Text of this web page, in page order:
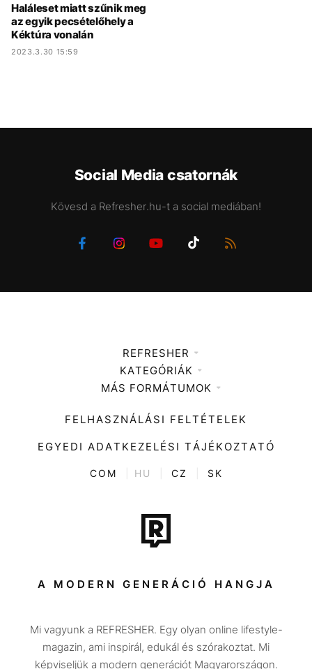
Haláleset miatt szűnik meg
az egyik pecsételőhely a
Kéktúra vonalán
2023.3.30 15:59
Social Media csatornák
Kövesd a Refresher.hu-t a social mediában!
REFRESHER
Médiaajánlat
KATEGÓRIÁK
Zene
Divat
Kultúra
ENTR
Tech-Tudomány
Sport
Társadalom
Utazás
Életmód
MÁS FORMÁTUMOK
FELHASZNÁLÁSI FELTÉTELEK
EGYEDI ADATKEZELÉSI TÁJÉKOZTATÓ
COM HU CZ SK
A MODERN GENERÁCIÓ HANGJA
Mi vagyunk a REFRESHER. Egy olyan online lifestyle-
magazin, ami inspirál, edukál és szórakoztat. Mi
képviseljük a modern generációt Magyarországon.